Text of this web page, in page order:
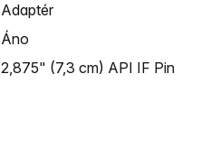
Adaptér
Áno
2,875" (7,3 cm) API IF Pin